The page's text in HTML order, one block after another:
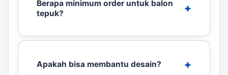
Berapa minimum order untuk balon
tepuk?
Apakah bisa membantu desain?